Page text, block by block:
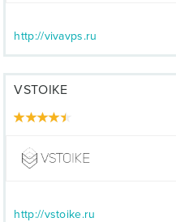
http://vivavps.ru
VSTOIKE
http://vstoike.ru